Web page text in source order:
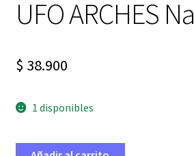
UFO ARCHES
$ 38.900
1 disponibles